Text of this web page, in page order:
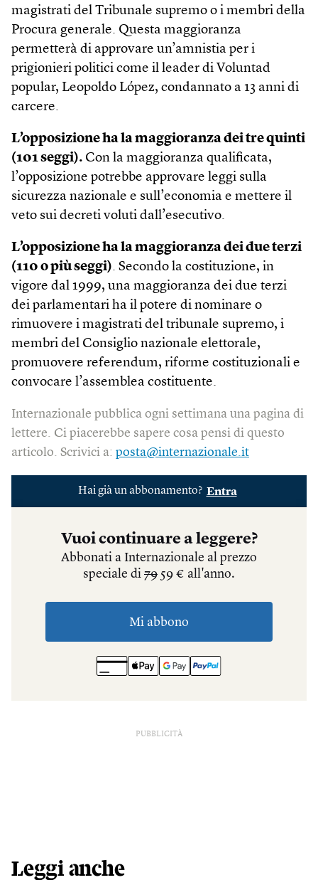
magistrati del Tribunale supremo o i membri della
Procura generale. Questa maggioranza
permetterà di approvare un’amnistia per i
prigionieri politici come il leader di Voluntad
popular, Leopoldo López, condannato a 13 anni di
carcere.
L’opposizione ha la maggioranza dei tre quinti
(101 seggi). Con la maggioranza qualificata,
l’opposizione potrebbe approvare leggi sulla
sicurezza nazionale e sull’economia e mettere il
veto sui decreti voluti dall’esecutivo.
L’opposizione ha la maggioranza dei due terzi
(110 o più seggi). Secondo la costituzione, in
vigore dal 1999, una maggioranza dei due terzi
dei parlamentari ha il potere di nominare o
rimuovere i magistrati del tribunale supremo, i
membri del Consiglio nazionale elettorale,
promuovere referendum, riforme costituzionali e
convocare l’assemblea costituente.
Internazionale pubblica ogni settimana una pagina di
lettere. Ci piacerebbe sapere cosa pensi di questo
articolo. Scrivici a: posta@internazionale.it
PUBBLICITÀ
Leggi anche